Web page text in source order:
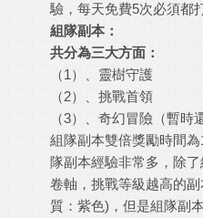
驗，每天免費5次必須都
組隊副本：
共分為三大方面：
（1）、靈樹守護
（2）、挑戰首領
（3）、奇幻冒險（暫時
組隊副本雙倍獎勵時間
隊副本經驗非常多，除
卷軸，挑戰等級越高的
質：紫色)，但是組隊副